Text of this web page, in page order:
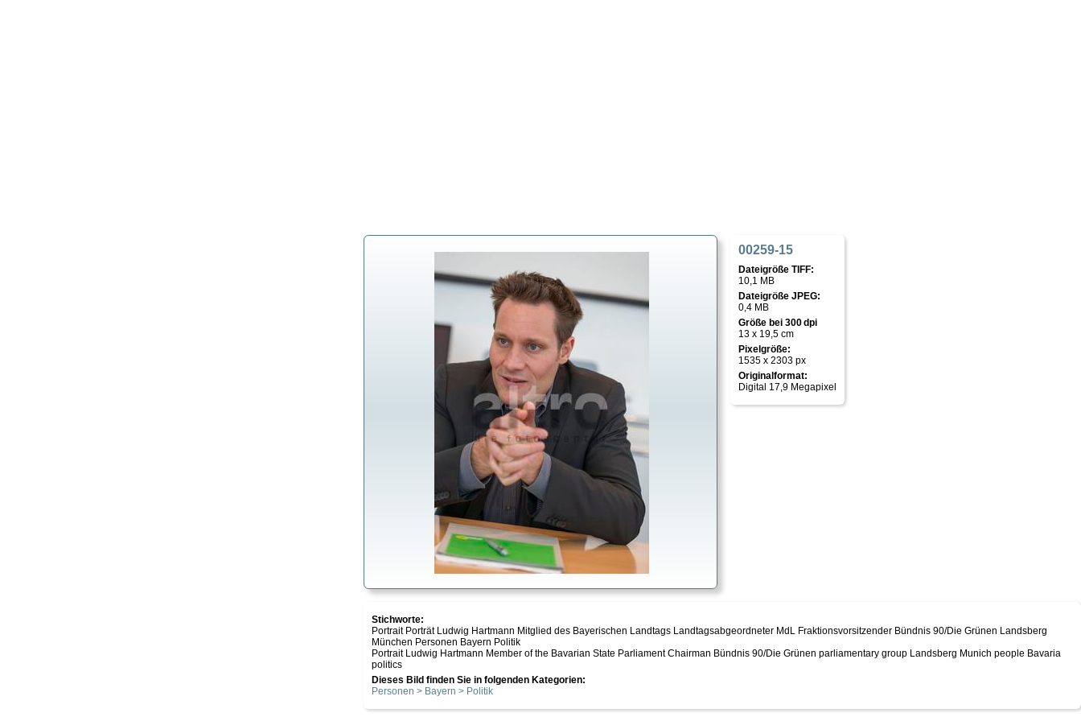
00259-15
Dateigröße TIFF:
10,1 MB
Dateigröße JPEG:
0,4 MB
Größe bei 300 dpi
13 x 19,5 cm
Pixelgröße:
1535 x 2303 px
Originalformat:
Digital 17,9 Megapixel
Stichworte:
Portrait Porträt Ludwig Hartmann Mitglied des Bayerischen Landtags Landtagsabgeordneter MdL Fraktionsvorsitzender Bündnis 90/Die Grünen Landsberg
München Personen Bayern Politik
Portrait Ludwig Hartmann Member of the Bavarian State Parliament Chairman Bündnis 90/Die Grünen parliamentary group Landsberg Munich people Bavaria
politics
Dieses Bild finden Sie in folgenden Kategorien:
Personen > Bayern > Politik